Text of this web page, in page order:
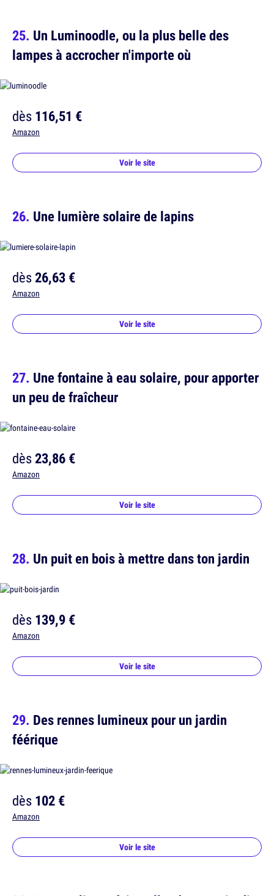
Un Luminoodle, ou la plus belle des
lampes à accrocher n'importe où
dès116,51 €
Amazon
Voir le site
Une lumière solaire de lapins
dès26,63 €
Amazon
Voir le site
Une fontaine à eau solaire, pour apporter
un peu de fraîcheur
dès23,86 €
Amazon
Voir le site
Un puit en bois à mettre dans ton jardin
dès139,9 €
Amazon
Voir le site
Des rennes lumineux pour un jardin
féérique
dès102 €
Amazon
Voir le site